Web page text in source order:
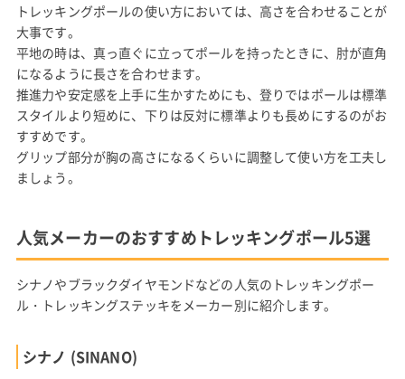
トレッキングポールの使い方においては、高さを合わせることが
大事です。
平地の時は、真っ直ぐに立ってポールを持ったときに、肘が直角
になるように長さを合わせます。
推進力や安定感を上手に生かすためにも、登りではポールは標準
スタイルより短めに、下りは反対に標準よりも長めにするのがお
すすめです。
グリップ部分が胸の高さになるくらいに調整して使い方を工夫し
ましょう。
人気メーカーのおすすめトレッキングポール5選
シナノやブラックダイヤモンドなどの人気のトレッキングポー
ル・トレッキングステッキをメーカー別に紹介します。
シナノ (SINANO)